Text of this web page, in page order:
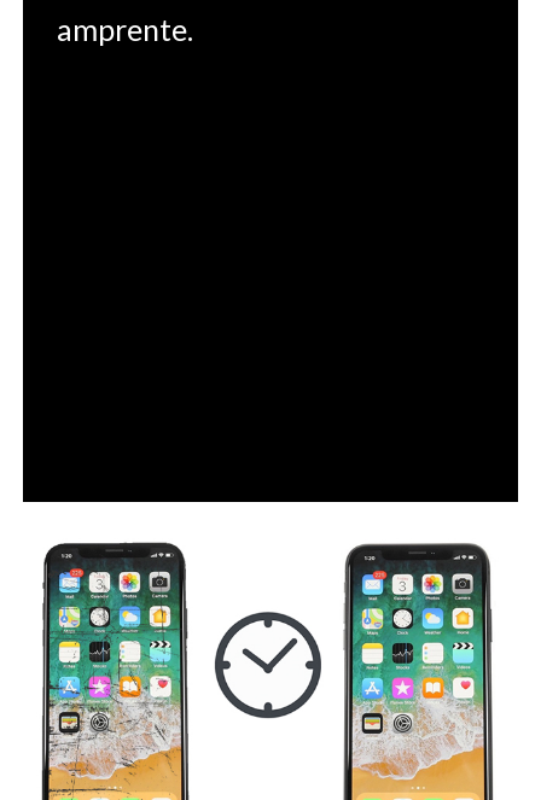
amprente.